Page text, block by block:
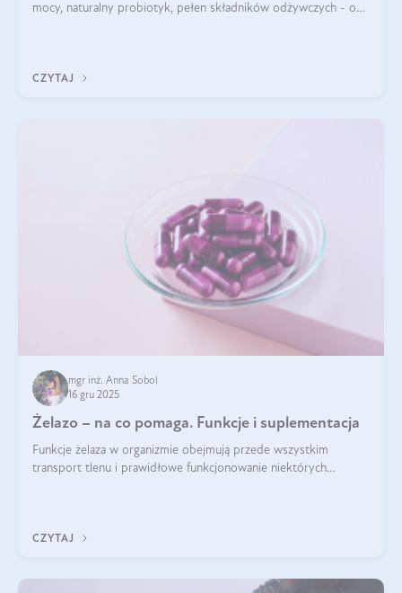
mocy, naturalny probiotyk, pełen składników odżywczych - o
CZYTAJ
mgr inż. Anna Sobol
16 gru 2025
Żelazo – na co pomaga. Funkcje i suplementacja
Funkcje żelaza w organizmie obejmują przede wszystkim
transport tlenu i prawidłowe funkcjonowanie niektórych
CZYTAJ